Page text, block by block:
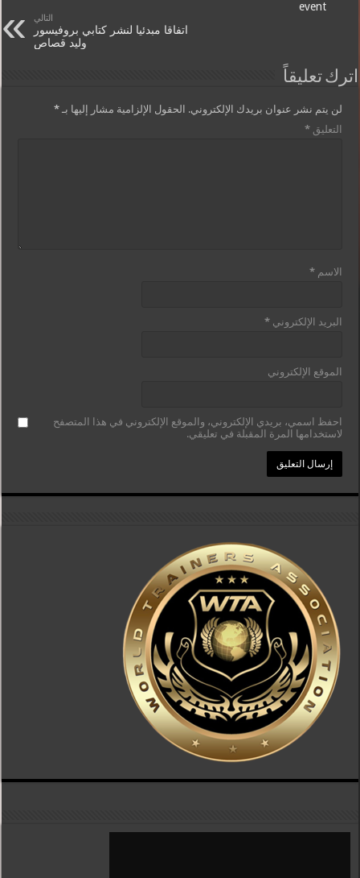
event
التالي
اتفاقا مبدئيا لنشر كتابي بروفيسور
وليد قصاص
اترك تعليقاً
لن يتم نشر عنوان بريدك الإلكتروني. الحقول الإلزامية مشار إليها بـ*
التعليق*
الاسم*
البريد الإلكتروني*
الموقع الإلكتروني
احفظ اسمي، بريدي الإلكتروني، والموقع الإلكتروني في هذا المتصفح
لاستخدامها المرة المقبلة في تعليقي.